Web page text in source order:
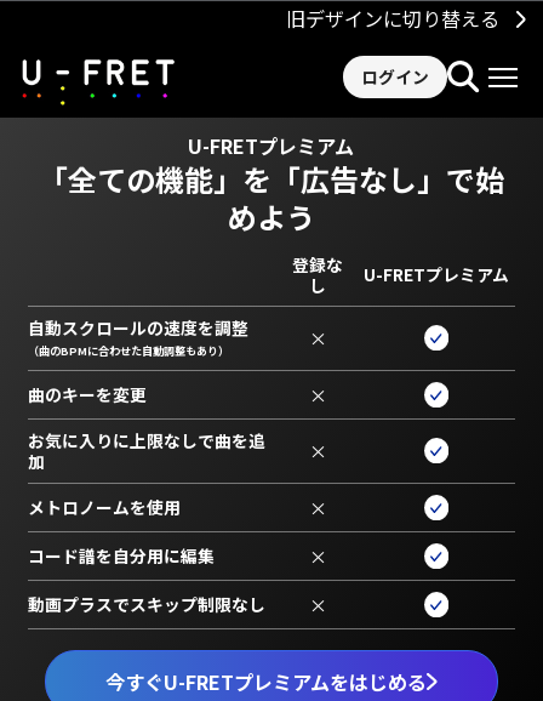
旧デザインに切り替える
ログイン
U-FRETプレミアム
「全ての機能」を 「広告なし」で始
めよう
今すぐU-FRETプレミアムをはじめる
登録な
し
U-FRETプレミアム
自動スクロールの速度を調整
（曲のBPMに合わせた自動調整もあり） ×
曲のキーを変更 ×
お気に入りに上限なしで曲を追
加
×
メトロノームを使用 ×
コード譜を自分用に編集 ×
動画プラスでスキップ制限なし ×